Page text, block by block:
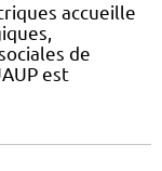
accueille
de
est